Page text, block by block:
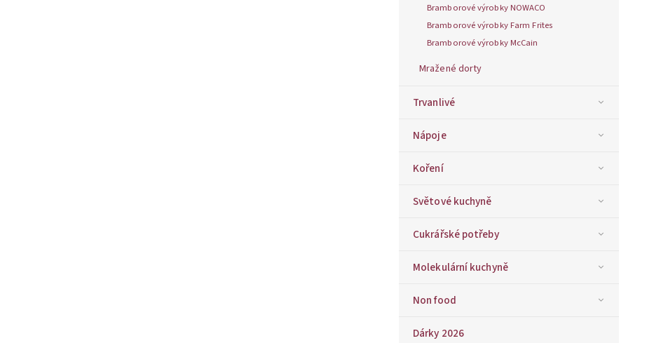
Bramborové výrobky NOWACO
Bramborové výrobky Farm Frites
Bramborové výrobky McCain
Mražené dorty
Trvanlivé
Nápoje
Koření
Světové kuchyně
Cukrářské potřeby
Molekulární kuchyně
Non food
Dárky 2026